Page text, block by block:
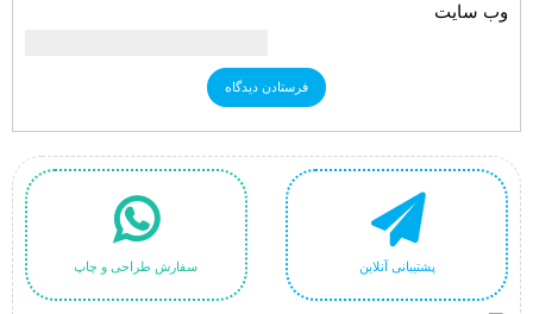
وب‌ سایت
پشتیبانی آنلاین سفارش طراحی و چاپ